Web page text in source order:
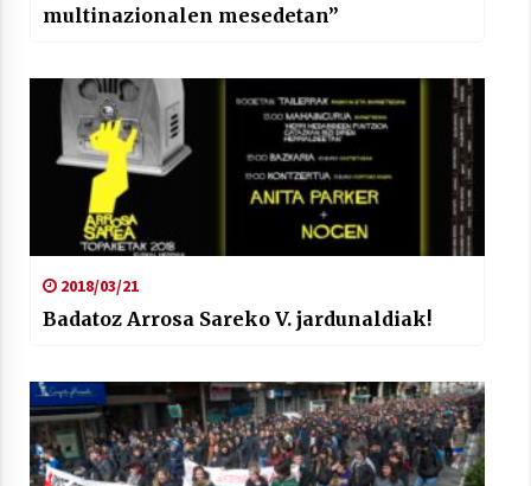
multinazionalen mesedetan”
2018/03/21
Badatoz Arrosa Sareko V. jardunaldiak!